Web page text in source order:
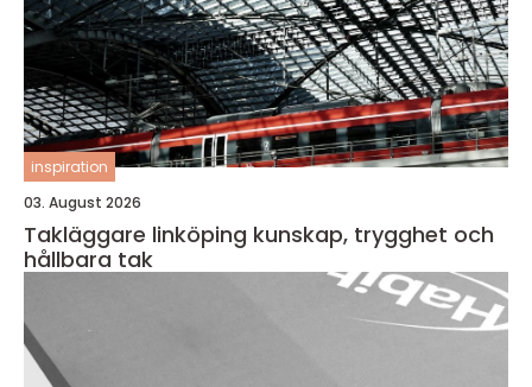
inspiration
03. August 2026
Takläggare linköping kunskap, trygghet och
hållbara tak